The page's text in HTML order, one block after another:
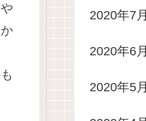
2020年7月
2020年6月
2020年5月